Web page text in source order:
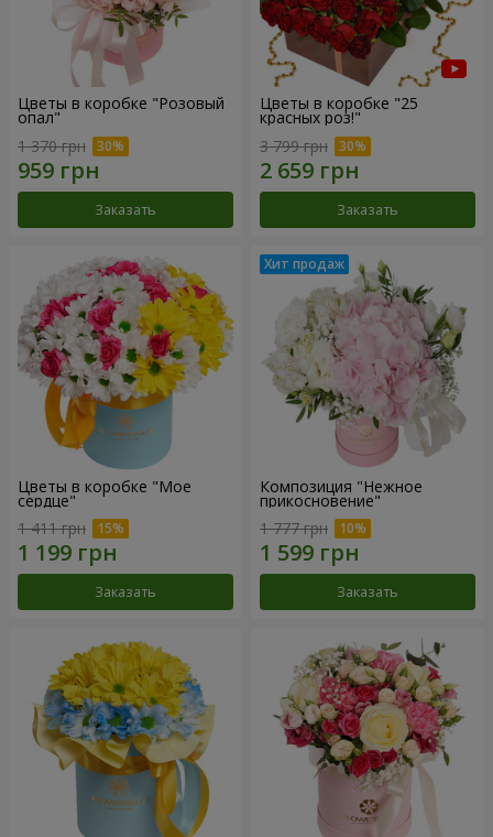
Цветы в коробке "Розовый
опал"
1 370 грн
Заказать
Цветы в коробке "25
красных роз!"
3 799 грн
Заказать
Цветы в коробке "Мое
сердце"
1 411 грн
Заказать
Композиция "Нежное
прикосновение"
1 777 грн
Заказать